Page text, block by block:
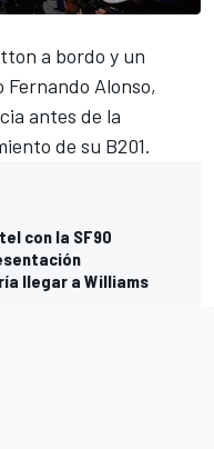
a bordo y un
Alonso,
antes de la
de su B201.
con la SF90
llegar a Williams